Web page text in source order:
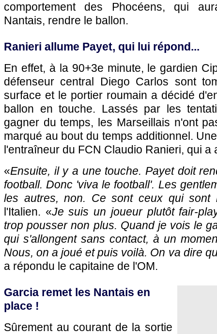
comportement des Phocéens, qui
Nantais, rendre le ballon.
Ranieri allume Payet, qui lui répond...
En effet, à la 90+3e minute, le gardien
défenseur central Diego Carlos sont
surface et le portier roumain a décidé
ballon en touche. Lassés par les
gagner du temps, les Marseillais n'ont
marqué au bout du temps additionnel.
l'entraîneur du FCN Claudio Ranieri, qui a
«Ensuite, il y a une touche. Payet doit
football. Donc 'viva le football'. Les
les autres, non. Ce sont ceux qui sont
l'Italien. «Je suis un joueur plutôt fair-
trop pousser non plus. Quand je vois le
qui s'allongent sans contact, à un
Nous, on a joué et puis voilà. On va dire
a répondu le capitaine de l'OM.
Garcia remet les Nantais en
place !
Sûrement au courant de la sortie